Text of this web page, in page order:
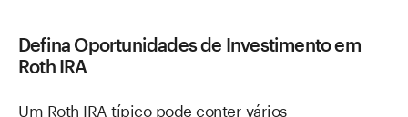
Defina Oportunidades de Investimento em
Roth IRA
Um Roth IRA típico pode conter vários